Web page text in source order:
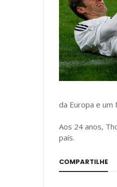
da Europa e um
Aos 24 anos,
país.
COMPARTILHE